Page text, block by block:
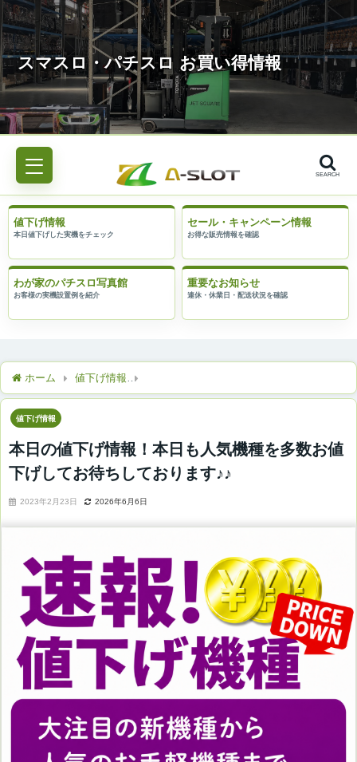
SEARCH
値下げ情報 セール・キャンペーン情報
わが家のパチスロ写真館 重要なお知らせ
ホーム 値下げ情報
値下げ情報
本日の値下げ情報！本日も人気機種を多数お値
下げしてお待ちしております♪♪
2023年2月23日 2026年6月6日